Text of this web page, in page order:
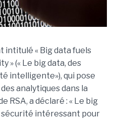
intitulé « Big data fuels
» (« Le big data, des
intelligente»), qui pose
analytiques dans la
RSA, a déclaré : « Le big
sécurité intéressant pour